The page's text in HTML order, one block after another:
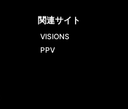
関連サイト
VISIONS
PPV